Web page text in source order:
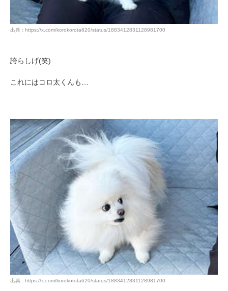
出典 : https://x.com/korokorota620/status/1883412831128981700
誇らしげ(笑)
これにはコロ太くんも…
出典 : https://x.com/korokorota620/status/1883412831128981700
PECOアプリをダウンロード済みの方